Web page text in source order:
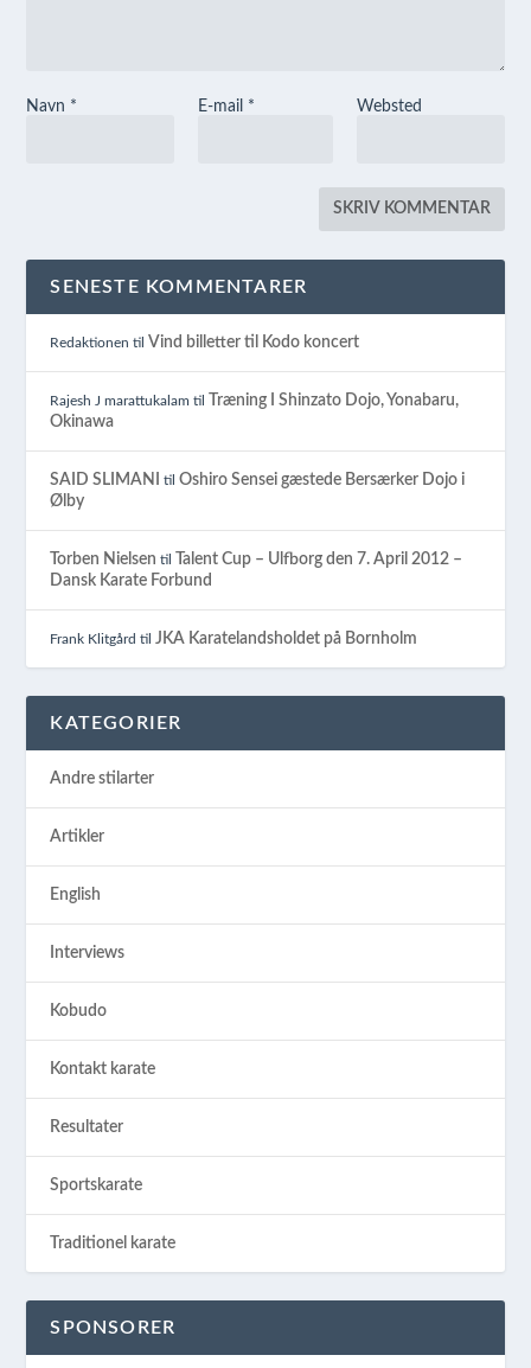
Navn * E-mail * Websted
SENESTE KOMMENTARER
Redaktionen til Vind billetter til Kodo koncert
Rajesh J marattukalam til
Træning I Shinzato Dojo, Yonabaru,
Okinawa
SAID SLIMANI tilOshiro Sensei gæstede Bersærker Dojo i
Ølby
Torben Nielsen til
Talent Cup – Ulfborg den 7. April 2012 –
Dansk Karate Forbund
Frank Klitgård tilJKA Karatelandsholdet på Bornholm
KATEGORIER
Andre stilarter
Artikler
English
Interviews
Kobudo
Kontakt karate
Resultater
Sportskarate
Traditionel karate
SPONSORER